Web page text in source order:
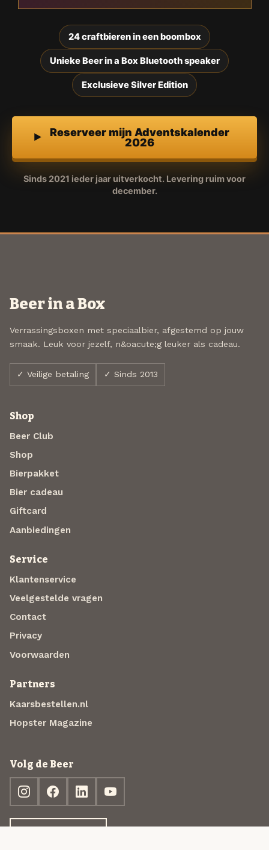
24 craftbieren in een boombox
Unieke Beer in a Box Bluetooth speaker
Exclusieve Silver Edition
Reserveer mijn Adventskalender
2026
Sinds 2021 ieder jaar uitverkocht. Levering ruim voor
december.
Beer in a Box
Verrassingsboxen met speciaalbier, afgestemd op jouw
smaak. Leuk voor jezelf, n&oacute;g leuker als cadeau.
✓ Veilige betaling ✓ Sinds 2013
Shop
Beer Club
Shop
Bierpakket
Bier cadeau
Giftcard
Aanbiedingen
Service
Klantenservice
Veelgestelde vragen
Contact
Privacy
Voorwaarden
Partners
Kaarsbestellen.nl
Hopster Magazine
Volg de Beer